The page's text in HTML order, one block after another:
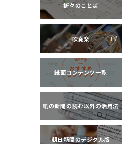
折々のことば
吹奏楽
紙面コンテンツ一覧
紙の新聞の読む以外の活用法
朝日新聞のデジタル版